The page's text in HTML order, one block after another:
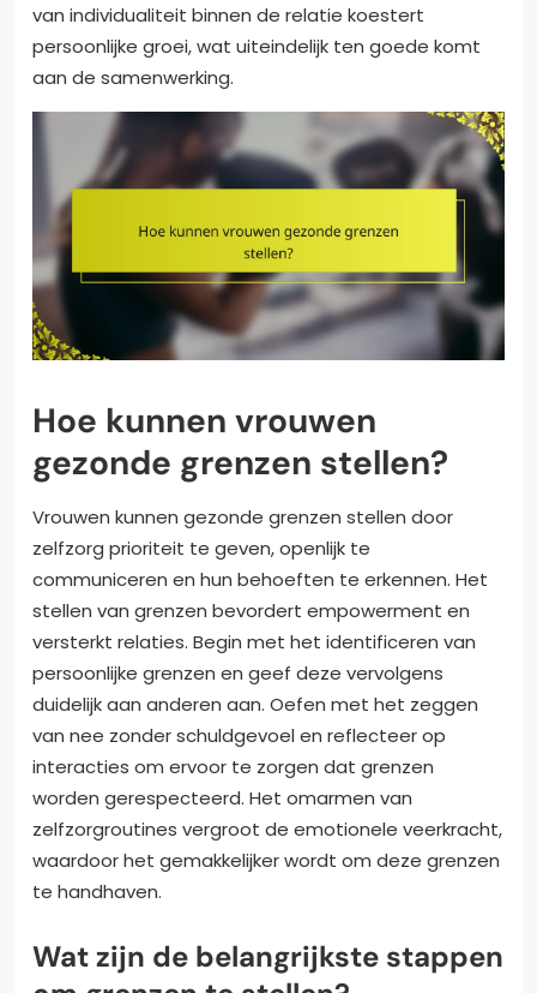
van individualiteit binnen de relatie koestert
persoonlijke groei, wat uiteindelijk ten goede komt
aan de samenwerking.
Hoe kunnen vrouwen
gezonde grenzen stellen?
Vrouwen kunnen gezonde grenzen stellen door
zelfzorg prioriteit te geven, openlijk te
communiceren en hun behoeften te erkennen. Het
stellen van grenzen bevordert empowerment en
versterkt relaties. Begin met het identificeren van
persoonlijke grenzen en geef deze vervolgens
duidelijk aan anderen aan. Oefen met het zeggen
van nee zonder schuldgevoel en reflecteer op
interacties om ervoor te zorgen dat grenzen
worden gerespecteerd. Het omarmen van
zelfzorgroutines vergroot de emotionele veerkracht,
waardoor het gemakkelijker wordt om deze grenzen
te handhaven.
Wat zijn de belangrijkste stappen